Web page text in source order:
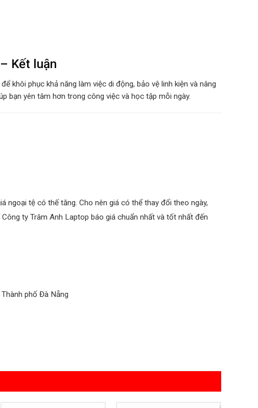
Kết luận
khôi phục khả năng làm việc di động, bảo vệ linh kiện và nâng
bạn yên tâm hơn trong công việc và học tập mỗi ngày.
ngoại tệ có thế tăng. Cho nên giá có thể thay đổi theo ngày,
ty Trâm Anh Laptop báo giá chuẩn nhất và tốt nhất đến
phố Đà Nẵng